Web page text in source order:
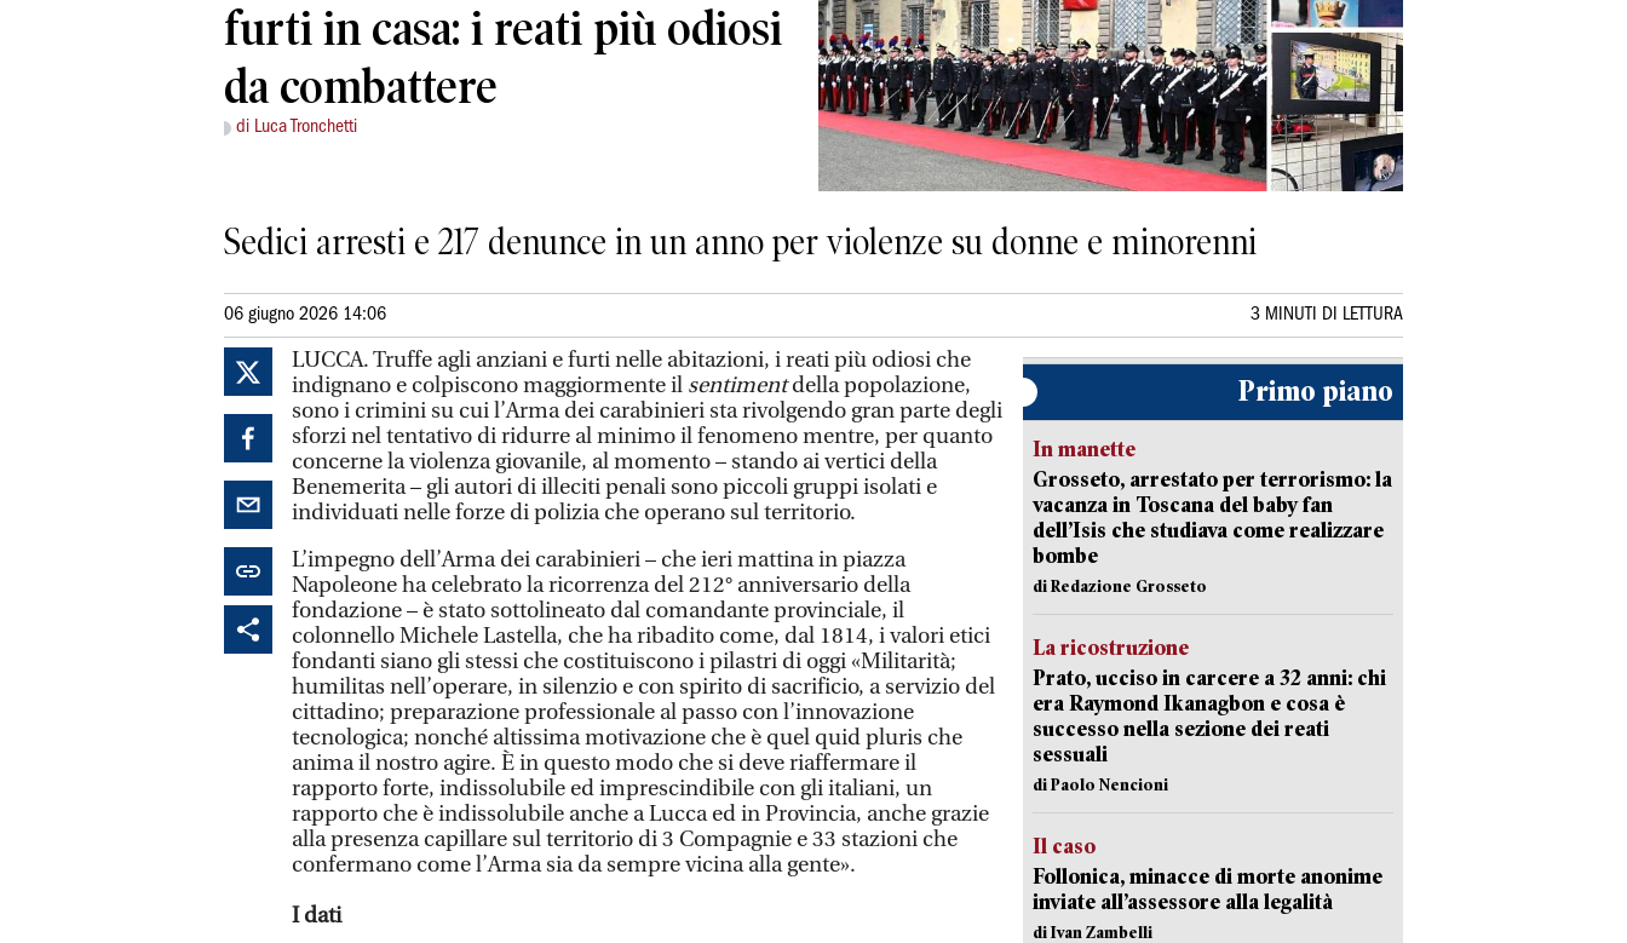
furti in casa: i reati più odiosi
da combattere
di Luca Tronchetti
Sedici arresti e 217 denunce in un anno per violenze su donne e minorenni
06 giugno 2026 14:06 3 MINUTI DI LETTURA
LUCCA. Truffe agli anziani e furti nelle abitazioni, i reati più odiosi che
indignano e colpiscono maggiormente il sentimentdella popolazione,
sono i crimini su cui l’Arma dei carabinieri sta rivolgendo gran parte degli
sforzi nel tentativo di ridurre al minimo il fenomeno mentre, per quanto
concerne la violenza giovanile, al momento – stando ai vertici della
Benemerita – gli autori di illeciti penali sono piccoli gruppi isolati e
individuati nelle forze di polizia che operano sul territorio.
L’impegno dell’Arma dei carabinieri – che ieri mattina in piazza
Napoleone ha celebrato la ricorrenza del 212° anniversario della
fondazione – è stato sottolineato dal comandante provinciale, il
colonnello Michele Lastella, che ha ribadito come, dal 1814, i valori etici
fondanti siano gli stessi che costituiscono i pilastri di oggi «Militarità;
humilitas nell’operare, in silenzio e con spirito di sacrificio, a servizio del
cittadino; preparazione professionale al passo con l’innovazione
tecnologica; nonché altissima motivazione che è quel quid pluris che
anima il nostro agire. È in questo modo che si deve riaffermare il
rapporto forte, indissolubile ed imprescindibile con gli italiani, un
rapporto che è indissolubile anche a Lucca ed in Provincia, anche grazie
alla presenza capillare sul territorio di 3 Compagnie e 33 stazioni che
confermano come l’Arma sia da sempre vicina alla gente».
I dati
Primo piano
In manette
Grosseto, arrestato per terrorismo: la
vacanza in Toscana del baby fan
dell’Isis che studiava come realizzare
bombe
di Redazione Grosseto
La ricostruzione
Prato, ucciso in carcere a 32 anni: chi
era Raymond Ikanagbon e cosa è
successo nella sezione dei reati
sessuali
di Paolo Nencioni
Il caso
Follonica, minacce di morte anonime
inviate all’assessore alla legalità
di Ivan Zambelli